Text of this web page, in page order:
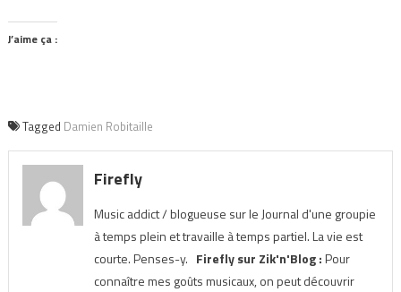
J’aime ça :
Tagged Damien Robitaille
Firefly
Music addict / blogueuse sur le Journal d'une groupie
à temps plein et travaille à temps partiel. La vie est
courte. Penses-y. Firefly sur Zik'n'Blog :Pour
connaître mes goûts musicaux, on peut découvrir